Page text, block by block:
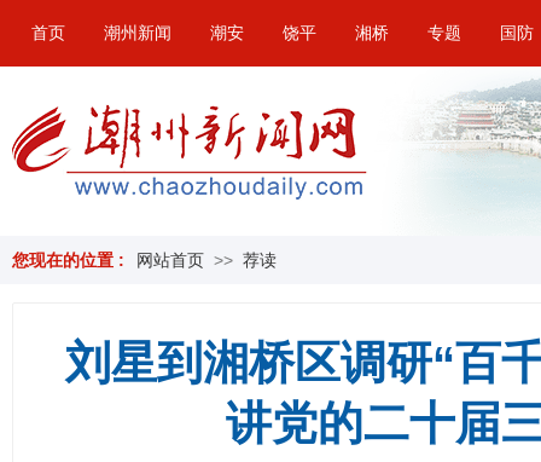
首页 潮州新闻 潮安 饶平 湘桥 专题 国防
您现在的位置 : 网站首页 >> 荐读
刘星到湘桥区调研“百
讲党的二十届